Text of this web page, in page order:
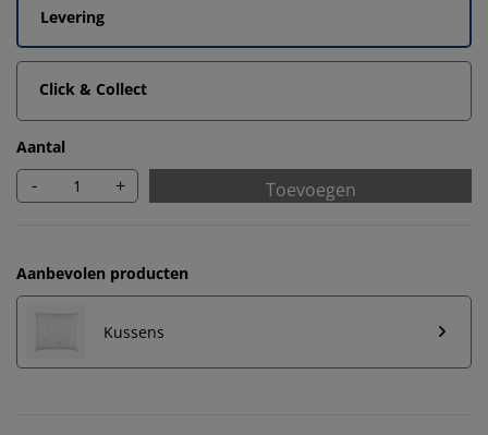
Levering
Click & Collect
Aantal
- + Toevoegen
Aanbevolen producten
Kussens